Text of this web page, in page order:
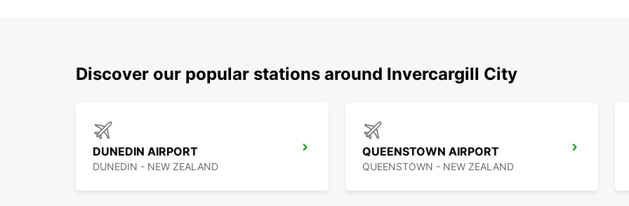
Discover our popular stations around Invercargill City
DUNEDIN AIRPORT
DUNEDIN - NEW ZEALAND
QUEENSTOWN AIRPORT
QUEENSTOWN - NEW ZEALAND